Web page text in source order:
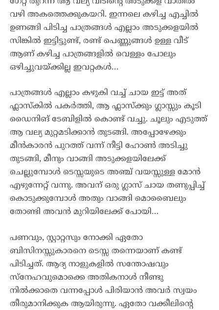
വഴി അകത്തെക്കുകയറി. ഇന്നലെ കഴിച്ച എച്ചിൽ
ഉണങ്ങി പിടിച്ച പാത്രങ്ങൾ എല്ലാം അടുക്കളയിൽ
സിങ്കിൽ ഇട്ടിട്ടുണ്ട്, രണ്ട് പെണ്ണുങ്ങൾ ഉള്ള വീട്
ആണ് കഴിച്ച പാത്രങ്ങളിൽ വെള്ളം പോലും
ഒഴിച്ചുവയ്ക്കില്ല ഇവറ്റകൾ…
പാത്രങ്ങൾ എല്ലാം കഴുകി വച്ച് ചായ ഇട്ട് അത്
ഫ്ലാസ്കിൽ പകർത്തി, ആ ഫ്ലാസ്‌ക്കും ഗ്ലാസ്സും കൂടി
ഡൈനിങ് ടേബിളിൽ കൊണ്ട് വച്ചു. ചൂലും എടുത്ത്
ആ വല്യ മുറ്റമടിക്കാൻ തുടങ്ങി. അപ്പോഴേക്കും
മീൻകാരൻ പുറത്ത് വന്ന് നീട്ടി ഹോൺ അടിച്ചു
തുടങ്ങി, മീനും വാങ്ങി അടുക്കളയിലേക്ക്
ചെല്ലുമ്പോൾ ടെസ്സയുടെ അഞ്ച് വയസ്സുള്ള മോൻ
എഴുന്നേറ്റ് വന്നു. അവന് ഒരു ഗ്ലാസ് ചായ തണുപ്പിച്ച്
കൊടുക്കുമ്പോൾ അതും വാങ്ങി മൊബൈലും
തോണ്ടി അവൻ മുറിയിലേക്ക് പോയി…
പണവും, സ്റ്റാറ്റസും നോക്കി ഏതോ
ബിസിനസ്സുകാരനെ ടെസ്സ തന്നെയാണ് കണ്ട്
പിടിച്ചത്. ആദ്യ നാളുകളിൽ സന്തോഷവും
സ്നേഹവുമൊക്കെ അതികനാൾ നീണ്ടു
നിൽക്കാതെ വന്നപ്പോൾ പിരിയാൻ അവർ സ്വയം
തീരുമാനിക്കുക ആയിരുന്നു. ഏതോ വക്കീലിന്റെ